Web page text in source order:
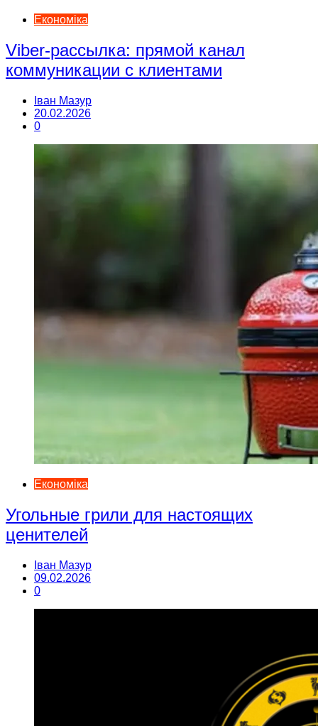
Економіка
Viber-рассылка: прямой канал
коммуникации с клиентами
Іван Мазур
20.02.2026
0
Економіка
Угольные грили для настоящих
ценителей
Іван Мазур
09.02.2026
0